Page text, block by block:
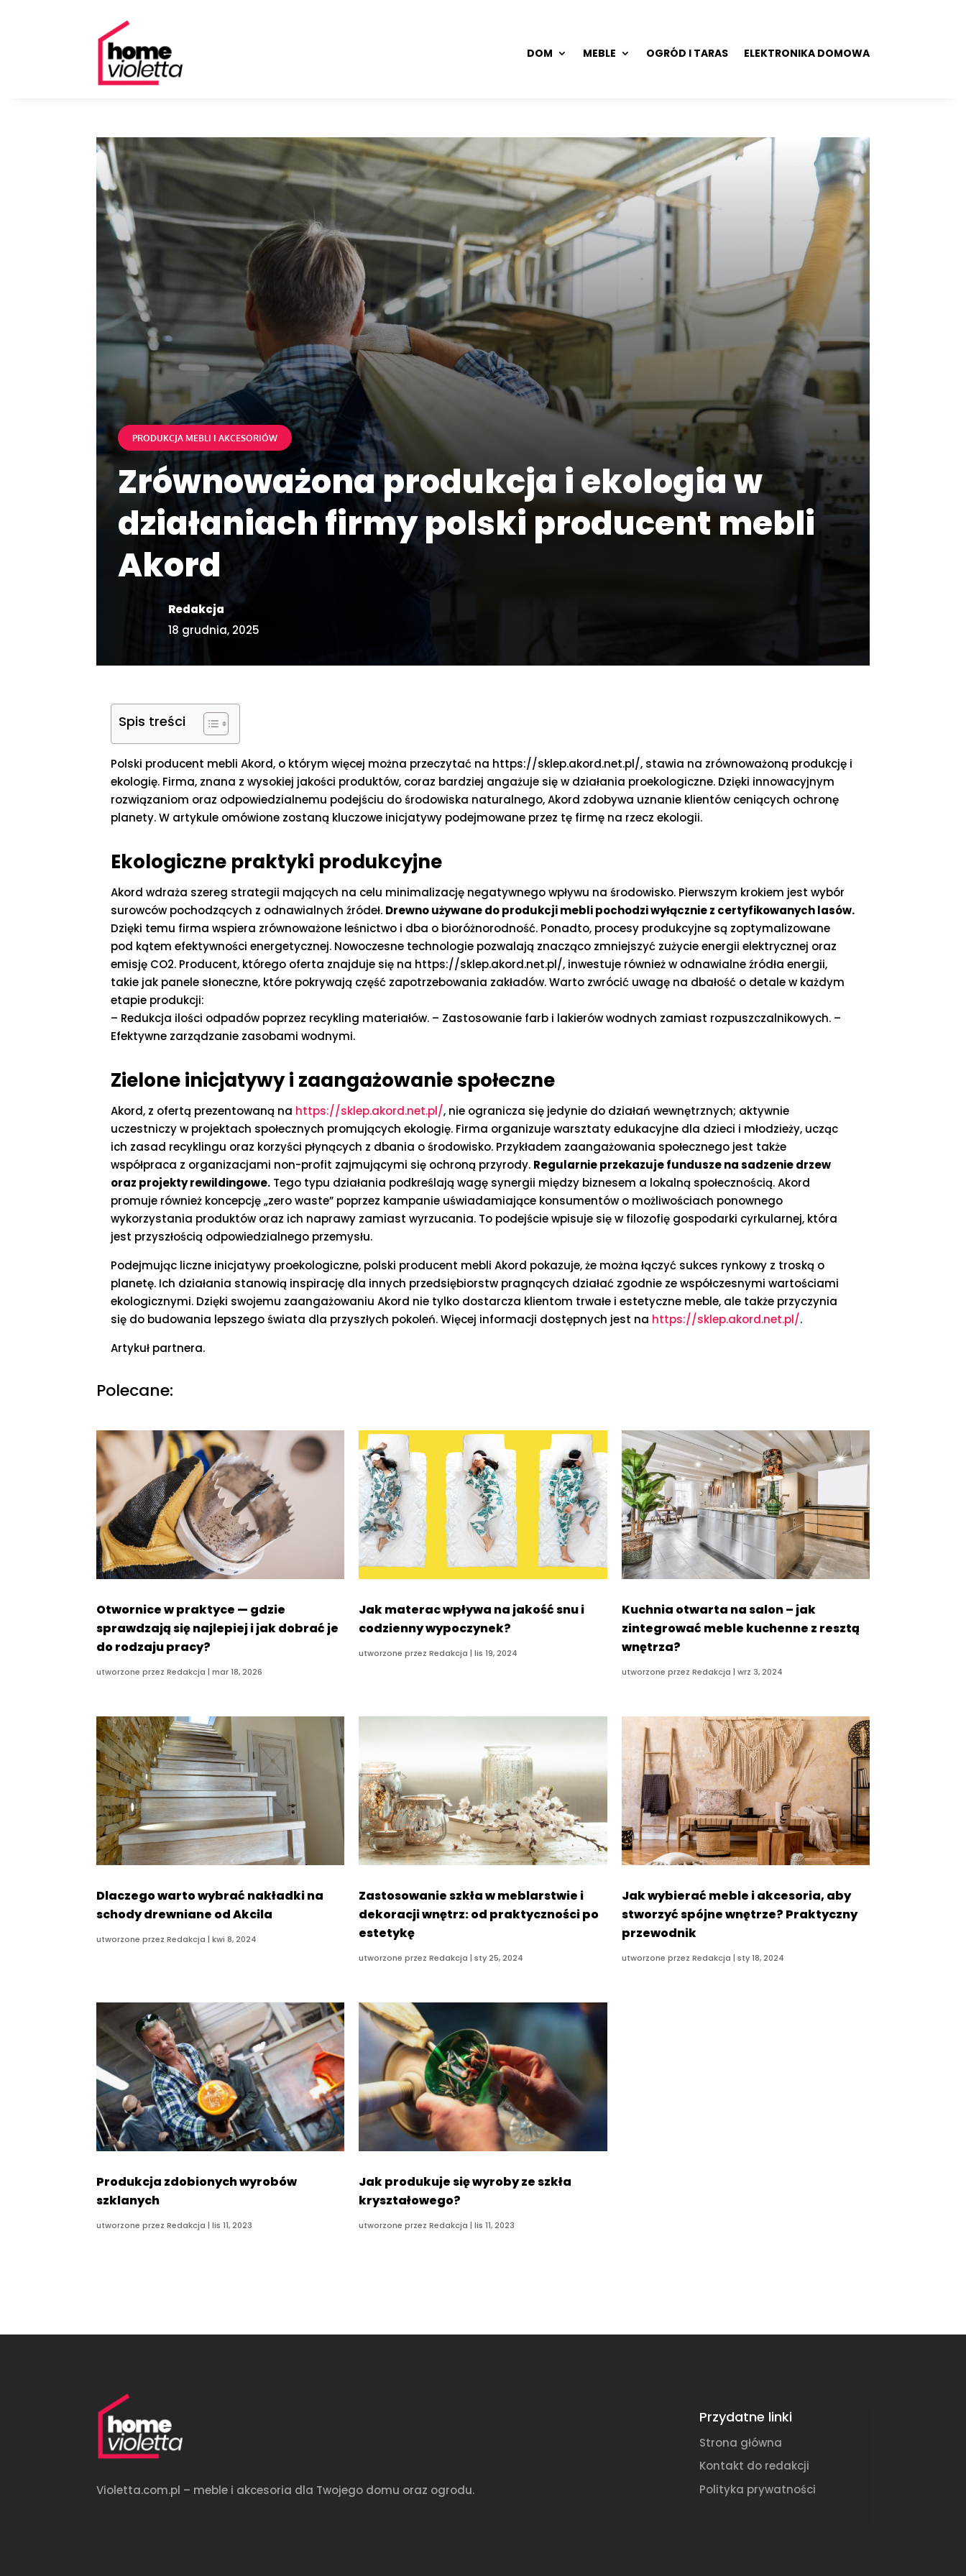
DOM MEBLE OGRÓD I TARAS ELEKTRONIKA DOMOWA
PRODUKCJA MEBLI I AKCESORIÓW
Zrównoważona produkcja i ekologia w
działaniach firmy polski producent mebli
Akord
Redakcja
18 grudnia, 2025
Spis treści
Polski producent mebli Akord, o którym więcej można przeczytać na https://sklep.akord.net.pl/, stawia na zrównoważoną produkcję i
ekologię. Firma, znana z wysokiej jakości produktów, coraz bardziej angażuje się w działania proekologiczne. Dzięki innowacyjnym
rozwiązaniom oraz odpowiedzialnemu podejściu do środowiska naturalnego, Akord zdobywa uznanie klientów ceniących ochronę
planety. W artykule omówione zostaną kluczowe inicjatywy podejmowane przez tę firmę na rzecz ekologii.
Ekologiczne praktyki produkcyjne
Akord wdraża szereg strategii mających na celu minimalizację negatywnego wpływu na środowisko. Pierwszym krokiem jest wybór
surowców pochodzących z odnawialnych źródeł. Drewno używane do produkcji mebli pochodzi wyłącznie z certyfikowanych lasów.
Dzięki temu firma wspiera zrównoważone leśnictwo i dba o bioróżnorodność. Ponadto, procesy produkcyjne są zoptymalizowane
pod kątem efektywności energetycznej. Nowoczesne technologie pozwalają znacząco zmniejszyć zużycie energii elektrycznej oraz
emisję CO2. Producent, którego oferta znajduje się na https://sklep.akord.net.pl/, inwestuje również w odnawialne źródła energii,
takie jak panele słoneczne, które pokrywają część zapotrzebowania zakładów. Warto zwrócić uwagę na dbałość o detale w każdym
etapie produkcji:
– Redukcja ilości odpadów poprzez recykling materiałów. – Zastosowanie farb i lakierów wodnych zamiast rozpuszczalnikowych. –
Efektywne zarządzanie zasobami wodnymi.
Zielone inicjatywy i zaangażowanie społeczne
Akord, z ofertą prezentowaną na https://sklep.akord.net.pl/, nie ogranicza się jedynie do działań wewnętrznych; aktywnie
uczestniczy w projektach społecznych promujących ekologię. Firma organizuje warsztaty edukacyjne dla dzieci i młodzieży, ucząc
ich zasad recyklingu oraz korzyści płynących z dbania o środowisko. Przykładem zaangażowania społecznego jest także
współpraca z organizacjami non-profit zajmującymi się ochroną przyrody. Regularnie przekazuje fundusze na sadzenie drzew
oraz projekty rewildingowe. Tego typu działania podkreślają wagę synergii między biznesem a lokalną społecznością. Akord
promuje również koncepcję „zero waste” poprzez kampanie uświadamiające konsumentów o możliwościach ponownego
wykorzystania produktów oraz ich naprawy zamiast wyrzucania. To podejście wpisuje się w filozofię gospodarki cyrkularnej, która
jest przyszłością odpowiedzialnego przemysłu.
Podejmując liczne inicjatywy proekologiczne, polski producent mebli Akord pokazuje, że można łączyć sukces rynkowy z troską o
planetę. Ich działania stanowią inspirację dla innych przedsiębiorstw pragnących działać zgodnie ze współczesnymi wartościami
ekologicznymi. Dzięki swojemu zaangażowaniu Akord nie tylko dostarcza klientom trwałe i estetyczne meble, ale także przyczynia
się do budowania lepszego świata dla przyszłych pokoleń. Więcej informacji dostępnych jest na https://sklep.akord.net.pl/.
Artykuł partnera.
Polecane:
Otwornice w praktyce — gdzie
sprawdzają się najlepiej i jak dobrać je
do rodzaju pracy?
utworzone przezRedakcja |mar 18, 2026
Jak materac wpływa na jakość snu i
codzienny wypoczynek?
utworzone przezRedakcja |lis 19, 2024
Kuchnia otwarta na salon – jak
zintegrować meble kuchenne z resztą
wnętrza?
utworzone przez Redakcja | wrz 3, 2024
Dlaczego warto wybrać nakładki na
schody drewniane od Akcila
utworzone przezRedakcja |kwi 8, 2024
Zastosowanie szkła w meblarstwie i
dekoracji wnętrz: od praktyczności po
estetykę
utworzone przezRedakcja |sty 25, 2024
Jak wybierać meble i akcesoria, aby
stworzyć spójne wnętrze? Praktyczny
przewodnik
utworzone przez Redakcja | sty 18, 2024
Produkcja zdobionych wyrobów
szklanych
utworzone przezRedakcja |lis 11, 2023
Jak produkuje się wyroby ze szkła
kryształowego?
utworzone przezRedakcja |lis 11, 2023
Violetta.com.pl – meble i akcesoria dla Twojego domu oraz ogrodu.
Przydatne linki
Strona główna
Kontakt do redakcji
Polityka prywatności